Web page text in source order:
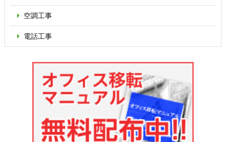
空調工事
電話工事